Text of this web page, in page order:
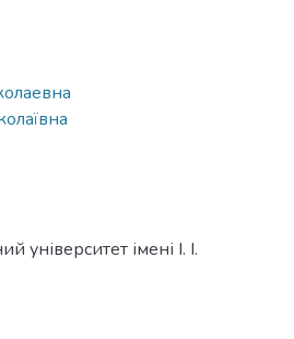
університет імені І. І.